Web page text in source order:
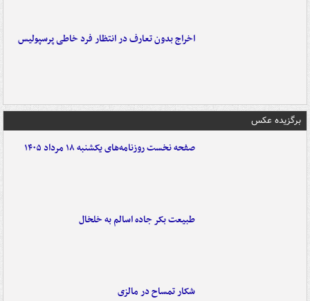
اخراج بدون تعارف در انتظار فرد خاطی پرسپولیس
برگزیده عکس
صفحه نخست روزنامه‌های یکشنبه ۱۸ مرداد ۱۴۰۵
طبیعت بکر جاده اسالم به خلخال
شکار تمساح در مالزی